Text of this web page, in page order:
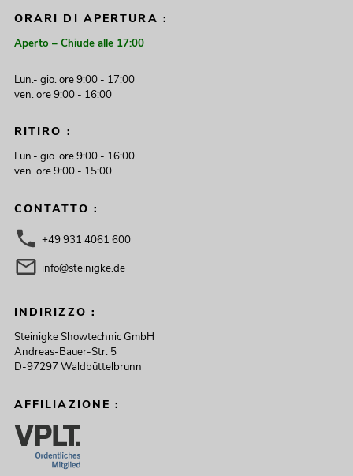
ORARI DI APERTURA :
Aperto – Chiude alle 17:00
Lun.- gio. ore 9:00 - 17:00
ven. ore 9:00 - 16:00
RITIRO :
Lun.- gio. ore 9:00 - 16:00
ven. ore 9:00 - 15:00
CONTATTO :
+49 931 4061 600
info@steinigke.de
INDIRIZZO :
Steinigke Showtechnic GmbH
Andreas-Bauer-Str. 5
D-97297 Waldbüttelbrunn
AFFILIAZIONE :